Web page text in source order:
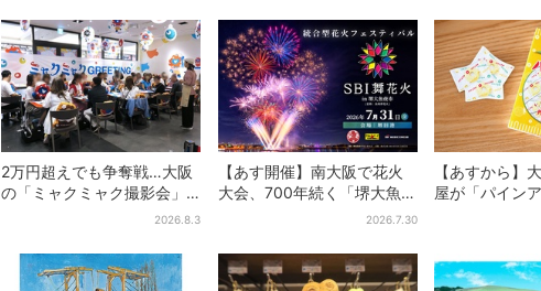
2万円超えでも争奪戦…大阪
の「ミャクミャク撮影会」
に全国からファン集結、参
いたい理由」
2026.8.3
【あす開催】南大阪で花火
大会、700年続く「堺大魚夜
市」のフィナーレ飾る…有料
2026.7.30
【あすから】
屋が「パイン
りのブックカ